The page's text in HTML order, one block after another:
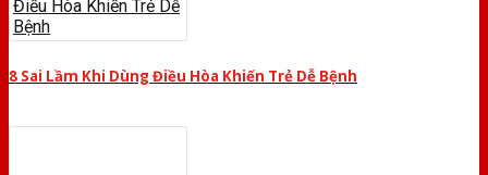
8 Sai Lầm Khi Dùng Điều Hòa Khiến Trẻ Dễ Bệnh